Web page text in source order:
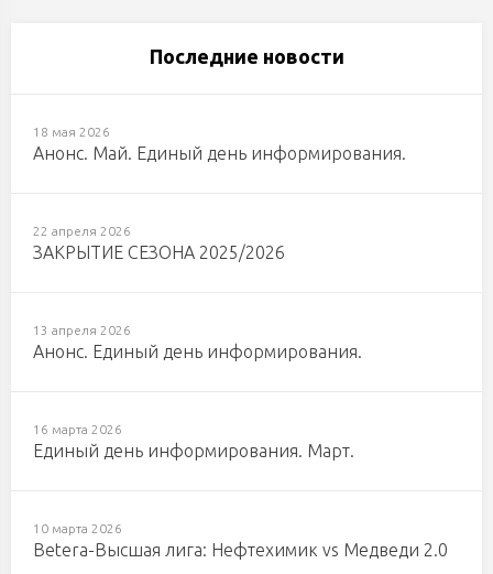
Последние новости
18 мая 2026
Анонс. Май. Единый день информирования.
22 апреля 2026
ЗАКРЫТИЕ СЕЗОНА 2025/2026
13 апреля 2026
Анонс. Единый день информирования.
16 марта 2026
Единый день информирования. Март.
10 марта 2026
Betera-Высшая лига: Нефтехимик vs Медведи 2.0